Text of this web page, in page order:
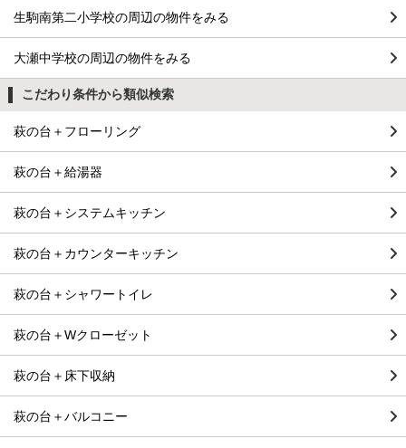
生駒南第二小学校の周辺の物件をみる
大瀬中学校の周辺の物件をみる
こだわり条件から類似検索
萩の台＋フローリング
萩の台＋給湯器
萩の台＋システムキッチン
萩の台＋カウンターキッチン
萩の台＋シャワートイレ
萩の台＋Wクローゼット
萩の台＋床下収納
萩の台＋バルコニー